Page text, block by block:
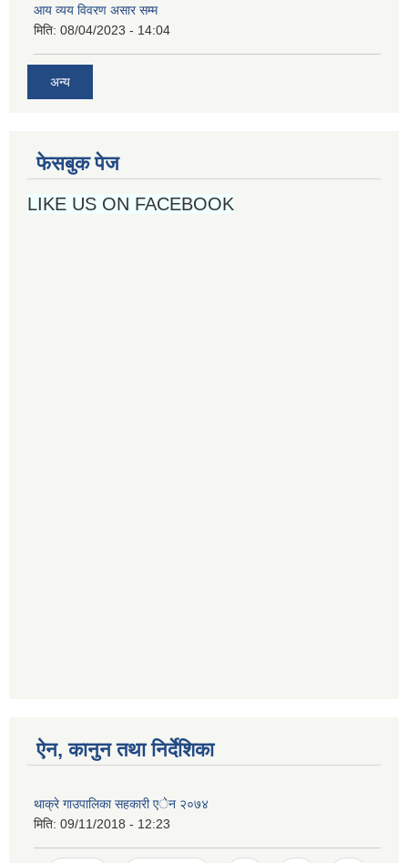
आय व्यय विवरण असार सम्म
मिति: 08/04/2023 - 14:04
अन्य
फेसबुक पेज
LIKE US ON FACEBOOK
ऐन, कानुन तथा निर्देशिका
थाक्रे गाउपालिका सहकारी एेन २०७४
मिति: 09/11/2018 - 12:23